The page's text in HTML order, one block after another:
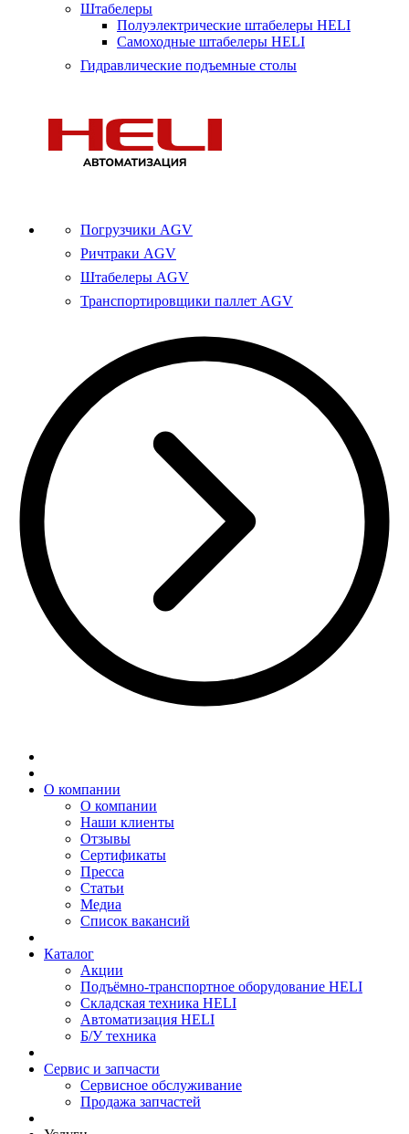
Штабелеры
Полуэлектрические штабелеры HELI
Самоходные штабелеры HELI
Гидравлические подъемные столы
Погрузчики AGV
Ричтраки AGV
Штабелеры AGV
Транспортировщики паллет AGV
О компании
О компании
Наши клиенты
Отзывы
Сертификаты
Пресса
Статьи
Медиа
Список вакансий
Каталог
Акции
Подъёмно-транспортное оборудование HELI
Складская техника HELI
Автоматизация HELI
Б/У техника
Сервис и запчасти
Сервисное обслуживание
Продажа запчастей